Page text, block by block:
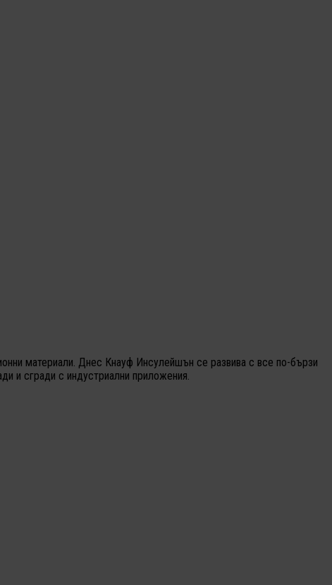
материали. Днес Кнауф Инсулейшън се развива с все по-бързи
и сгради с индустриални приложения.